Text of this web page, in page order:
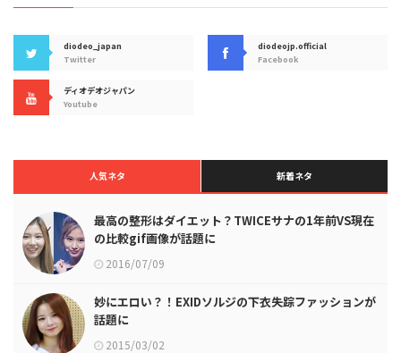
diodeo_japan
Twitter
diodeojp.official
Facebook
ディオデオジャパン
Youtube
人気ネタ 新着ネタ
最高の整形はダイエット？TWICEサナの1年前VS現在
の比較gif画像が話題に
2016/07/09
妙にエロい？！EXIDソルジの下衣失踪ファッションが
話題に
2015/03/02